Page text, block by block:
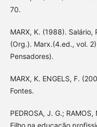
70.
MARX, K. (1988).
(Org.). Marx.(4.ed., vol.
Pensadores).
MARX, K. ENGELS, F.
Fontes.
PEDROSA, J. G.;
Filho na educação